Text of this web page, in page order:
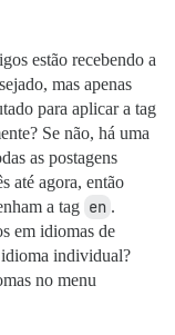
estão recebendo a
mas apenas
para aplicar a tag
Se não, há uma
as postagens
até agora, então
a tag en .
em idiomas de
individual?
no menu